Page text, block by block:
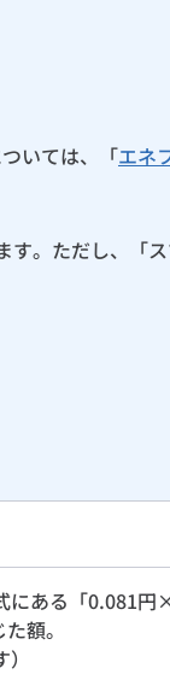
いては、「エネ
す。ただし、「
にある「0.081
額。